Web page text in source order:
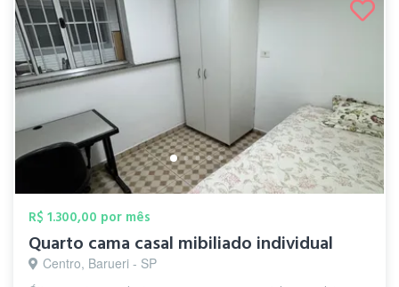
R$ 1.300,00 por mês
Quarto cama casal mibiliado individual
Centro, Barueri - SP